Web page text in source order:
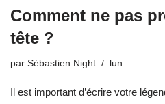
Comment ne pas
tête ?
par Sébastien Night lun
Il est important d’écrire votre